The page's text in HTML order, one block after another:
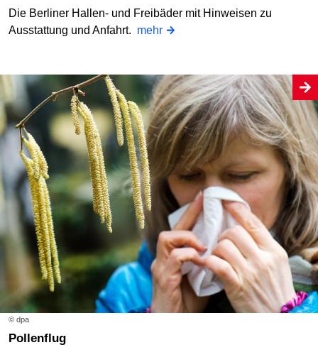
Die Berliner Hallen- und Freibäder mit Hinweisen zu
Ausstattung und Anfahrt. mehr
© dpa
Pollenflug